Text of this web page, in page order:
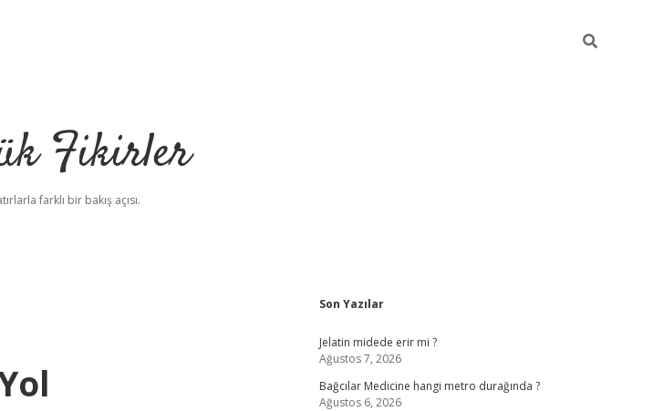
Fikirler
farklı bir bakış açısı.
Sidebar
Son Yazılar
Jelatin midede erir mi ?
Ağustos 7, 2026
Bağcılar Medicine hangi metro durağında ?
Ağustos 6, 2026